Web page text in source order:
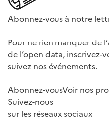
Abonnez-vous à notre
Pour ne rien manquer de
de l’open data,
suivez nos événements.
Abonnez-vousVoir nos
Suivez-nous
sur les réseaux sociaux